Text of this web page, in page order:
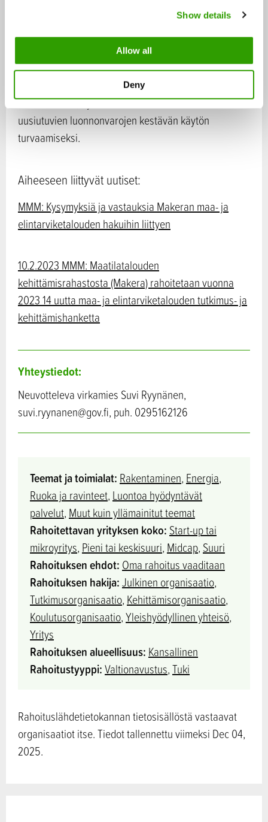
Show details
Allow all
Deny
Maa- ja metsätalousministeriön tutkimuksen ja
kehittämistoiminnan perustehtävä on tuottaa
ennakoivasti tietoa, osaamista ja innovaatioita
päätöksenteon tueksi, elinkeinojen kilpailukyvyn
kehittämiseksi, maaseudun elinvoimaisuuden
edistämiseksi, hyvinvoinnin lisäämiseksi sekä
uusiutuvien luonnonvarojen kestävän käytön
turvaamiseksi.
Aiheeseen liittyvät uutiset:
MMM: Kysymyksiä ja vastauksia Makeran maa- ja
elintarviketalouden hakuihin liittyen
10.2.2023 MMM: Maatilatalouden
kehittämisrahastosta (Makera) rahoitetaan vuonna
2023 14 uutta maa- ja elintarviketalouden tutkimus- ja
kehittämishanketta
Yhteystiedot:
Neuvotteleva virkamies Suvi Ryynänen,
suvi.ryynanen@gov.fi, puh. 0295162126
Teemat ja toimialat: Rakentaminen, Energia,
Ruoka ja ravinteet, Luontoa hyödyntävät
palvelut, Muut kuin yllämainitut teemat
Rahoitettavan yrityksen koko: Start-up tai
mikroyritys, Pieni tai keskisuuri, Midcap, Suuri
Rahoituksen ehdot: Oma rahoitus vaaditaan
Rahoituksen hakija:Julkinen organisaatio,
Tutkimusorganisaatio, Kehittämisorganisaatio,
Koulutusorganisaatio,Yleishyödyllinen yhteisö,
Yritys
Rahoituksen alueellisuus: Kansallinen
Rahoitustyyppi:Valtionavustus,Tuki
Rahoituslähdetietokannan tietosisällöstä vastaavat
organisaatiot itse. Tiedot tallennettu viimeksi Dec 04,
2025.